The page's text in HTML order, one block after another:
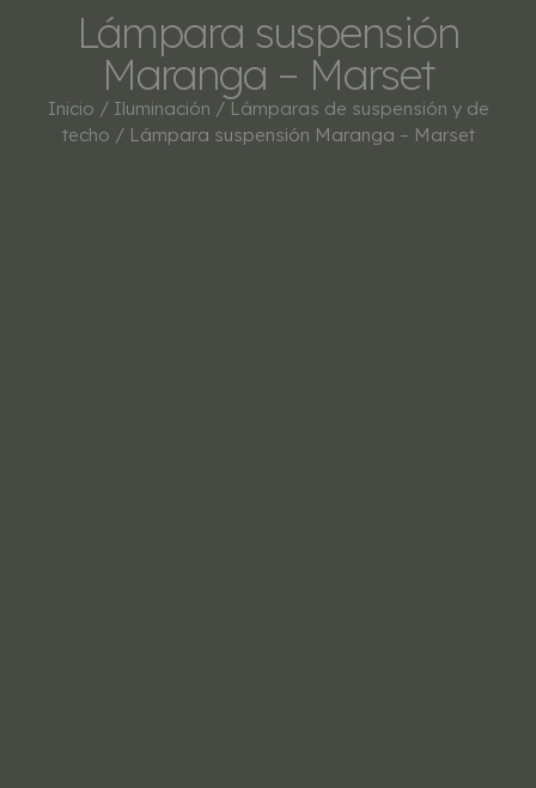
Lámpara suspensión
Maranga – Marset
Inicio / Iluminación / Lámparas de suspensión y de
techo / Lámpara suspensión Maranga – Marset